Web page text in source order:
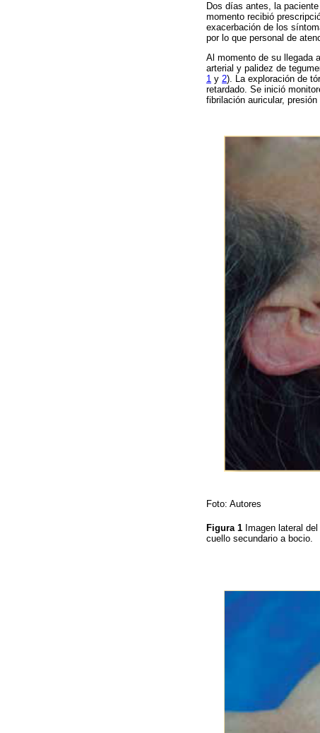
Dos días antes, la
momento recibió
exacerbación de los
por lo que personal de
Al momento de su llegada
arterial y palidez de
1 y 2). La exploración de
retardado. Se inició
fibrilación auricular,
Foto: Autores
Figura 1 Imagen lateral
cuello secundario a bocio.